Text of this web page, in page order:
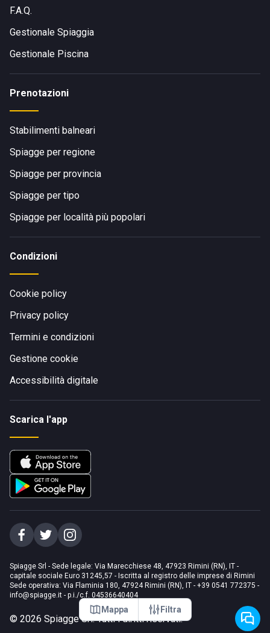
Mappa Filtra
F.A.Q.
Gestionale Spiaggia
Gestionale Piscina
Prenotazioni
Stabilimenti balneari
Spiagge per regione
Spiagge per provincia
Spiagge per tipo
Spiagge per località più popolari
Condizioni
Cookie policy
Privacy policy
Termini e condizioni
Gestione cookie
Accessibilità digitale
Scarica l'app
Spiagge Srl - Sede legale: Via Marecchiese 48, 47923 Rimini (RN), IT -
capitale sociale Euro 31245,57 - Iscritta al registro delle imprese di Rimini
Sede operativa: Via Flaminia 180, 47924 Rimini (RN), IT - +39 0541 772375 -
info@spiagge.it - p.i./c.f. 04536640404
© 2026 Spiagge Srl. Tutti i diritti riservati.